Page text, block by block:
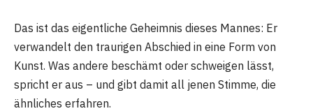
Das ist das eigentliche Geheimnis dieses Mannes: Er
verwandelt den traurigen Abschied in eine Form von
Kunst. Was andere beschämt oder schweigen lässt,
spricht er aus – und gibt damit all jenen Stimme, die
ähnliches erfahren.